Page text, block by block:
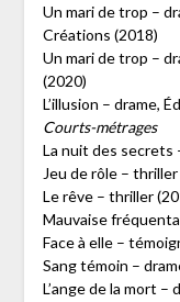
Un mari de trop –
Créations (2018)
Un mari de trop –
(2020)
L’illusion – drame,
Courts-métrages
La nuit des secrets
Jeu de rôle –
Le rêve – thriller
Mauvaise
Face à elle –
Sang témoin –
L’ange de la mort –